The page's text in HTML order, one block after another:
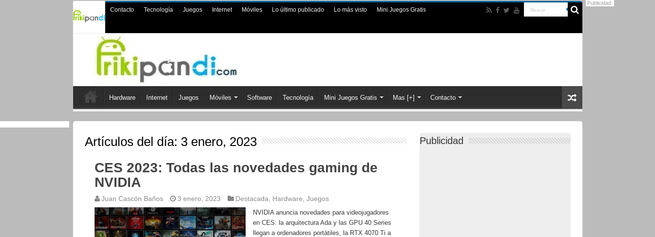
Contacto Tecnología Juegos Internet Móviles Lo último publicado Lo más visto Mini Juegos Gratis
Hardware Internet Juegos Móviles Software Tecnología Mini Juegos Gratis Mas [+] Contacto
Artículos del día: 3 enero, 2023
CES 2023: Todas las novedades gaming de
NVIDIA
Juan Cascón Baños 3 enero, 2023 Destacada Hardware Juegos
NVIDIA anuncia novedades para videojugadores
en CES: la arquitectura Ada y las GPU 40 Series
llegan a ordenadores portátiles, la RTX 4070 Ti a
Publicidad
Publicidad: